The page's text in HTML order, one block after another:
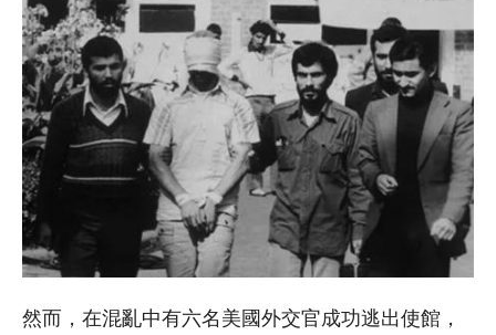
然而，在混亂中有六名美國外交官成功逃出使館，